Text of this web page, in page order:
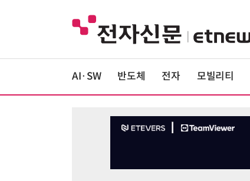
AI·SW 반도체 전자 모빌리티